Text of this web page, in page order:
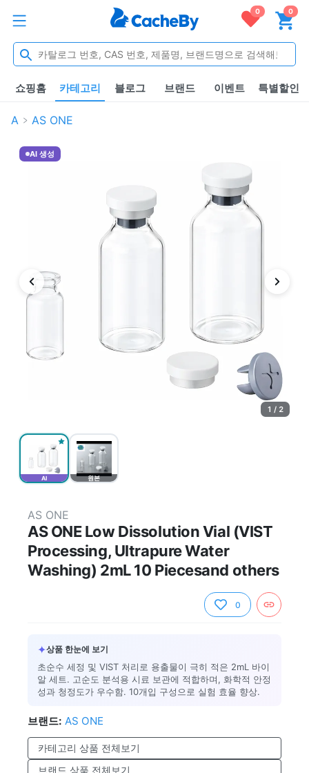
0 0
쇼핑홈 카테고리 블로그 브랜드 이벤트 특별할인
A AS ONE
AI 원본
AI 생성
1 / 2
AS ONE
AS ONE Low Dissolution Vial (VIST
Processing, Ultrapure Water
Washing) 2mL 10 Piecesand others
0
✦상품 한눈에 보기
초순수 세정 및 VIST 처리로 용출물이 극히 적은 2mL 바이
알 세트. 고순도 분석용 시료 보관에 적합하며, 화학적 안정
성과 청정도가 우수함. 10개입 구성으로 실험 효율 향상.
브랜드: AS ONE
카테고리 상품 전체보기
브랜드 상품 전체보기